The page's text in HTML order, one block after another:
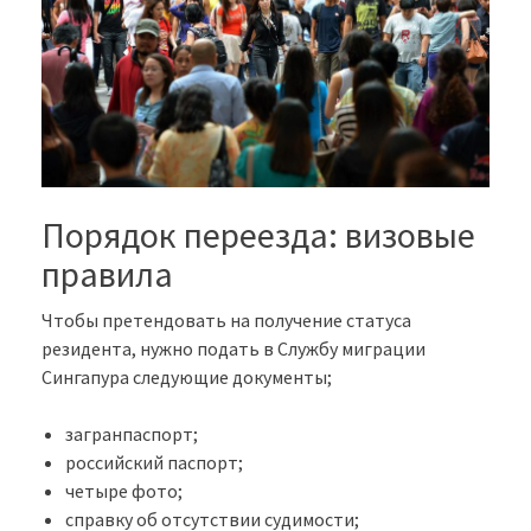
Порядок переезда: визовые
правила
Чтобы претендовать на получение статуса
резидента, нужно подать в Службу миграции
Сингапура следующие документы;
загранпаспорт;
российский паспорт;
четыре фото;
справку об отсутствии судимости;